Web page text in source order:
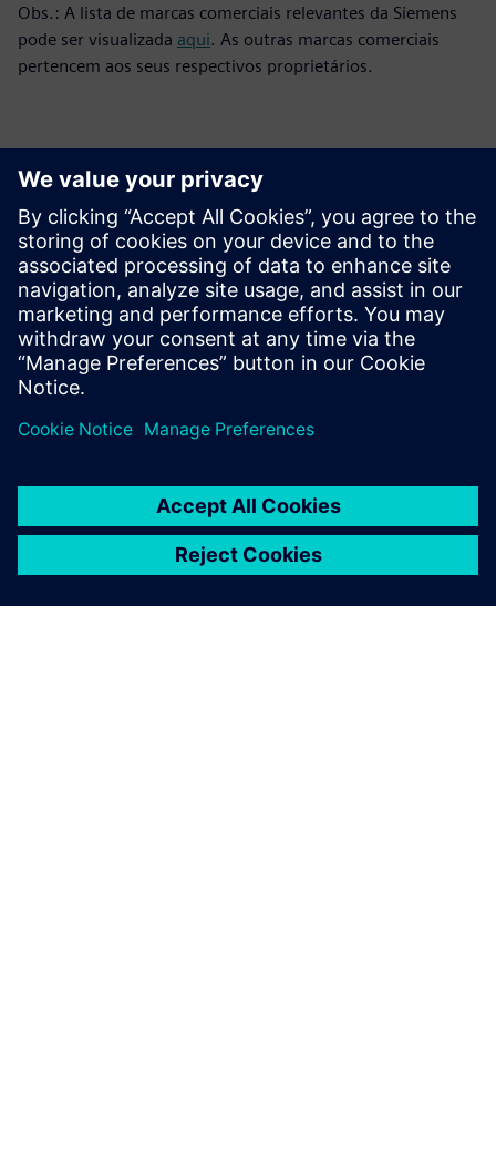
Obs.: A lista de marcas comerciais relevantes da Siemens
pode ser visualizada aqui. As outras marcas comerciais
pertencem aos seus respectivos proprietários.
Contatos para imprensa
Siemens Digital Industries Software PR Team
Email: press.software.sisw@siemens.com